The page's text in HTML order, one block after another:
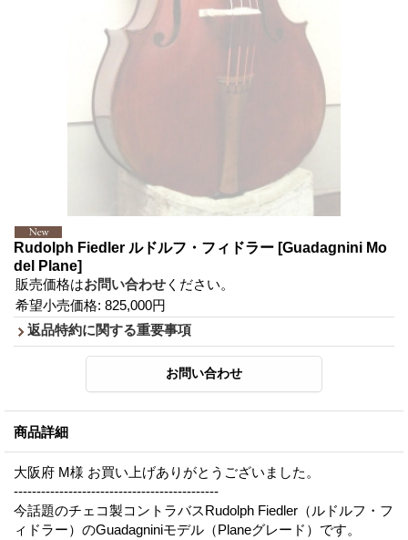
Rudolph Fiedler ルドルフ・フィドラー [Guadagnini Mo
del Plane]
販売価格はお問い合わせ ください。
希望小売価格: 825,000円
返品特約に関する重要事項
商品詳細
大阪府 M様 お買い上げありがとうございました。
---------------------------------------------
今話題のチェコ製コントラバスRudolph Fiedler（ルドルフ・フ
ィドラー）のGuadagniniモデル（Planeグレード）です。